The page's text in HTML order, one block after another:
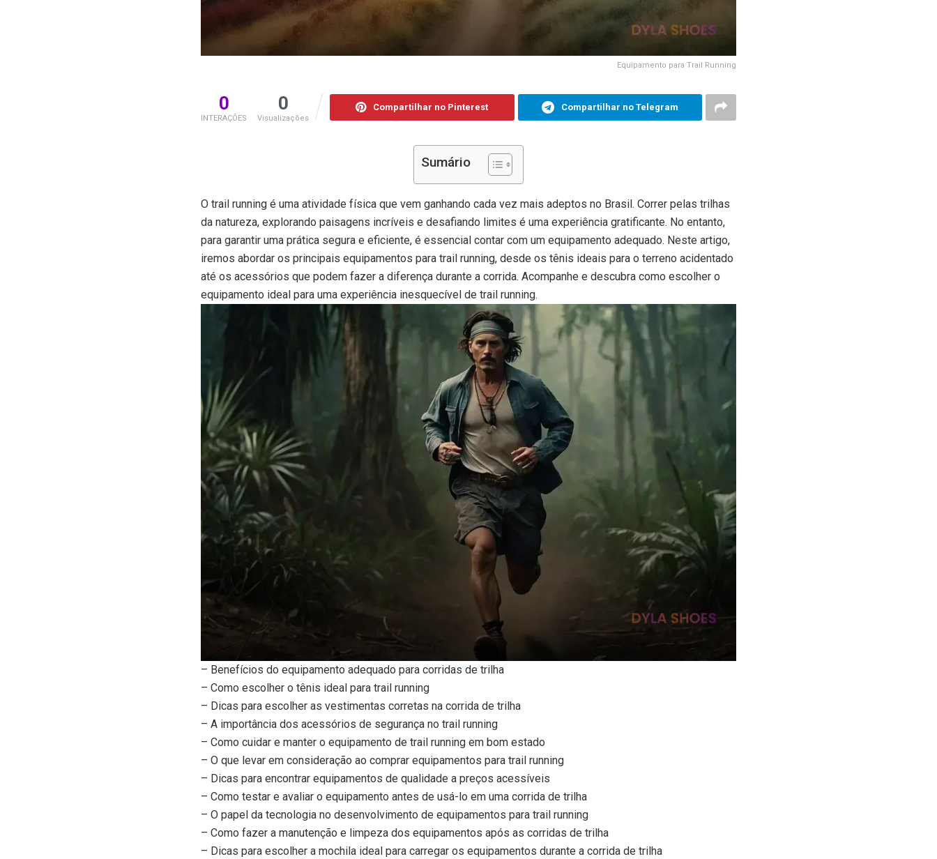
Equipamento para Trail Running
0
INTERAÇÕES
0
Visualizações
Compartilhar no Pinterest Compartilhar no Telegram
Sumário
O trail running é uma atividade física que vem ganhando cada vez mais adeptos no Brasil. Correr pelas trilhas
da natureza, explorando paisagens incríveis e desafiando limites é uma experiência gratificante. No entanto,
para garantir uma prática segura e eficiente, é essencial contar com um equipamento adequado. Neste artigo,
iremos abordar os principais equipamentos para trail running, desde os tênis ideais para o terreno acidentado
até os acessórios que podem fazer a diferença durante a corrida. Acompanhe e descubra como escolher o
equipamento ideal para uma experiência inesquecível de trail running.
– Benefícios do equipamento adequado para corridas de trilha
– Como escolher o tênis ideal para trail running
– Dicas para escolher as vestimentas corretas na corrida de trilha
– A importância dos acessórios de segurança no trail running
– Como cuidar e manter o equipamento de trail running em bom estado
– O que levar em consideração ao comprar equipamentos para trail running
– Dicas para encontrar equipamentos de qualidade a preços acessíveis
– Como testar e avaliar o equipamento antes de usá-lo em uma corrida de trilha
– O papel da tecnologia no desenvolvimento de equipamentos para trail running
– Como fazer a manutenção e limpeza dos equipamentos após as corridas de trilha
– Dicas para escolher a mochila ideal para carregar os equipamentos durante a corrida de trilha